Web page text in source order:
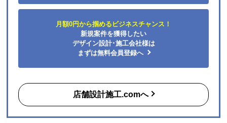
月額0円から掴めるビジネスチャンス！
新規案件を獲得したい
デザイン設計･施工会社様は
まずは無料会員登録へ
店舗設計施工.comへ